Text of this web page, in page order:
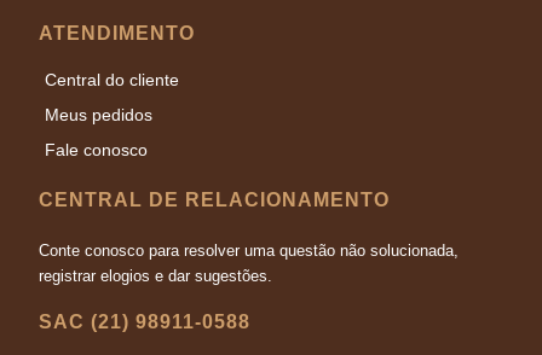
ATENDIMENTO
Central do cliente
Meus pedidos
Fale conosco
CENTRAL DE RELACIONAMENTO
Conte conosco para resolver uma questão não solucionada,
registrar elogios e dar sugestões.
SAC (21) 98911-0588